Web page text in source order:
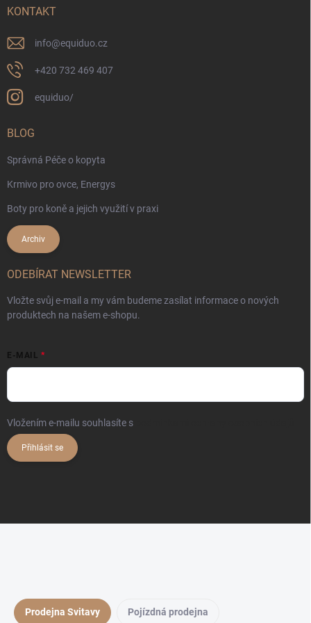
KONTAKT
info@equiduo.cz
+420 732 469 407
equiduo/
BLOG
Správná Péče o kopyta
Krmivo pro ovce, Energys
Boty pro koně a jejich využití v praxi
Archiv
ODEBÍRAT NEWSLETTER
Vložte svůj e-mail a my vám budeme zasílat informace o nových
produktech na našem e-shopu.
E-MAIL
Vložením e-mailu souhlasíte s
Přihlásit se
Prodejna Svitavy Pojízdná prodejna